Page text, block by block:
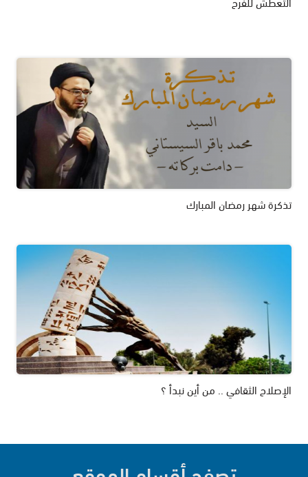
تذكرة شهر رمضان المبارك
الإصلاح الثقافي .. من أين نبدأ ؟